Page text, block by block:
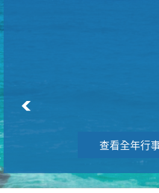
查看全年行